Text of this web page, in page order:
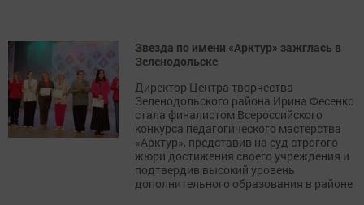
Звезда по имени «Арктур» зажглась в
Зеленодольске
Директор Центра творчества
Зеленодольского района Ирина Фесенко
стала финалистом Всероссийского
конкурса педагогического мастерства
«Арктур», представив на суд строгого
жюри достижения своего учреждения и
подтвердив высокий уровень
дополнительного образования в районе